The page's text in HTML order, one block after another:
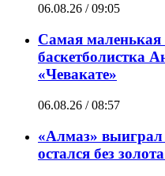
06.08.26 / 09:05
Самая маленькая
баскетболистка
«Чевакате»
06.08.26 / 08:57
«Алмаз»
остался без